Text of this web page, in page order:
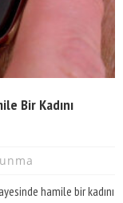
Bir Kadını
hamile bir kadını